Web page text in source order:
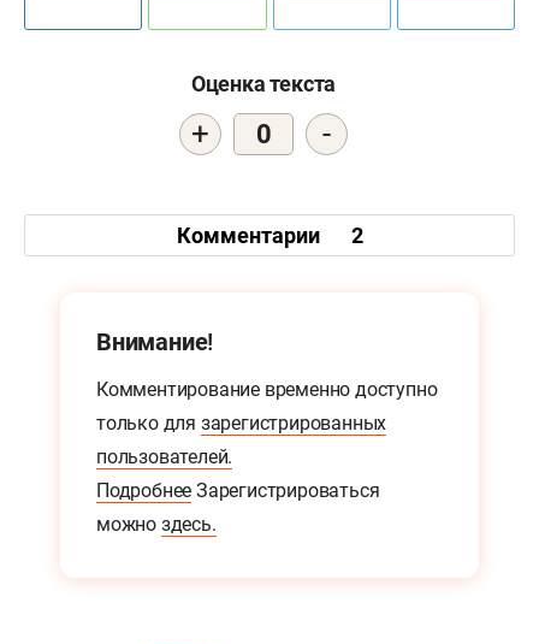
Оценка текста
+ 0 -
Комментарии 2
Внимание!
Комментирование временно доступно
только для зарегистрированных
пользователей.
Подробнее Зарегистрироваться
можно здесь.